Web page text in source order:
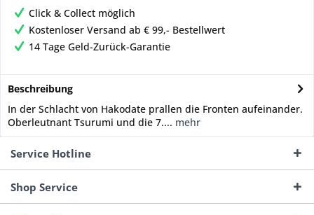
Click & Collect möglich
Kostenloser Versand ab € 99,- Bestellwert
14 Tage Geld-Zurück-Garantie
Beschreibung
In der Schlacht von Hakodate prallen die Fronten aufeinander.
Oberleutnant Tsurumi und die 7.... mehr
Service Hotline
Shop Service